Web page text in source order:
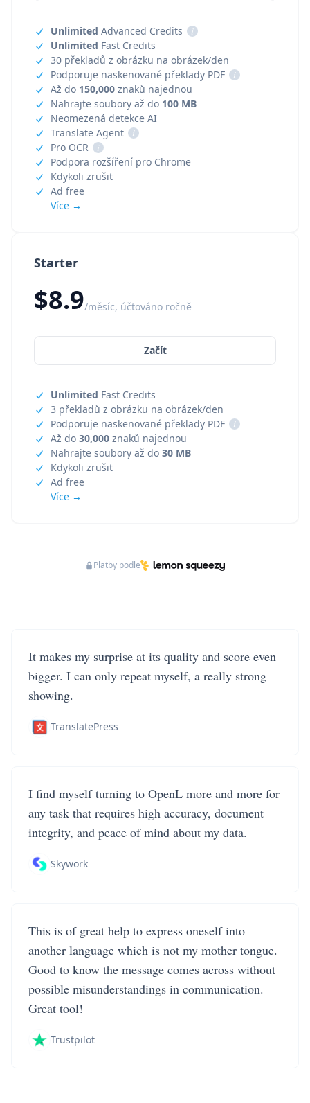
Starter
$8.9/měsíc, účtováno ročně
Začít
Unlimited Fast Credits
3 překladů z obrázku na obrázek/den
Podporuje naskenované překlady PDF
i
Až do 30,000 znaků najednou
Nahrajte soubory až do 30 MB
Kdykoli zrušit
Ad free
Více →
Unlimited Advanced Credits
i
Unlimited Fast Credits
30 překladů z obrázku na obrázek/den
Podporuje naskenované překlady PDF
i
Až do 150,000 znaků najednou
Nahrajte soubory až do 100 MB
Neomezená detekce AI
Translate Agent
i
Pro OCR
i
Podpora rozšíření pro Chrome
Kdykoli zrušit
Ad free
Více →
Platby podle
It makes my surprise at its quality and score even
bigger. I can only repeat myself, a really strong
showing.
TranslatePress
I find myself turning to OpenL more and more for
any task that requires high accuracy, document
integrity, and peace of mind about my data.
Skywork
This is of great help to express oneself into
another language which is not my mother tongue.
Good to know the message comes across without
possible misunderstandings in communication.
Great tool!
Trustpilot